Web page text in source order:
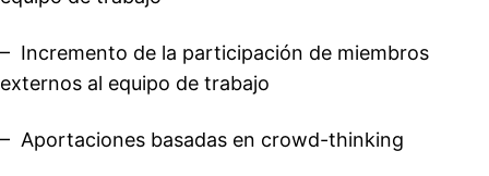
– Incremento de la participación de miembros
externos al equipo de trabajo
– Aportaciones basadas en crowd-thinking